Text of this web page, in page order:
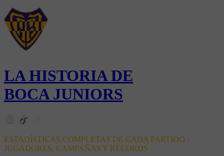
LA HISTORIA DE
BOCA JUNIORS
ESTADÍSTICAS COMPLETAS DE CADA PARTIDO -
JUGADORES, CAMPAÑAS Y RÉCORDS